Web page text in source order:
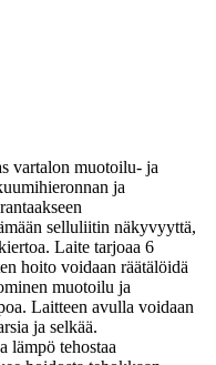
vartalon muotoilu‑ ja
ja
selluliitin näkyvyyttä,
Laite tarjoaa 6
hoito voidaan räätälöidä
muotoilu ja
Laitteen avulla voidaan
ja selkää.
lämpö tehostaa